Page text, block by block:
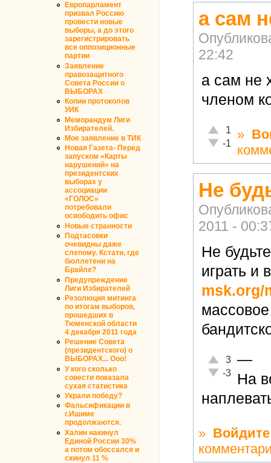
Европарламент
призвал Россию
провести новые
выборы, а до этого
зарегистрировать
все оппозиционные
партии
Заявление
правозащитного
Совета России о
ВЫБОРАХ
Копии протоколов
УИК
Меморандум Лиги
Избирателей.
Мое заявление в ТИК
Новая Газета- Перед
запуском «Карты
нарушений» на
президентских
выборах у
ассоциации
«ГОЛОС»
потребовали
освободить офис
Новые странности
Подтасовки
очевидны даже
слепому. Кстати, где
бюллетени на
Брайле?
Предупреждение
Лиги Избирателей
Резолюция митинга
по итогам выборов,
прошедших в
Тюменской области
4 декабря 2011 года
Решение Совета
(президентского) о
ВЫБОРАХ... Ооо!
У кого сколько
совести показала
сухая статистика
Украли победу?
Фальсификации в
г.Ишиме
продолжаются.
Халин накинул
Единой России 30%
а потом обоссался и
скинул 11 %
а сам
22:42
а сам не
членом
Отлично!
1
Неадекватно!
-1
»
Не
2011 -
Не
играть и
msk.org/
Отлично!
3
Неадекватно!
-3
—
На
» Войдите